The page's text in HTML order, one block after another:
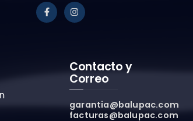
Contacto y
Correo
garantia@balupac.com
facturas@balupac.com